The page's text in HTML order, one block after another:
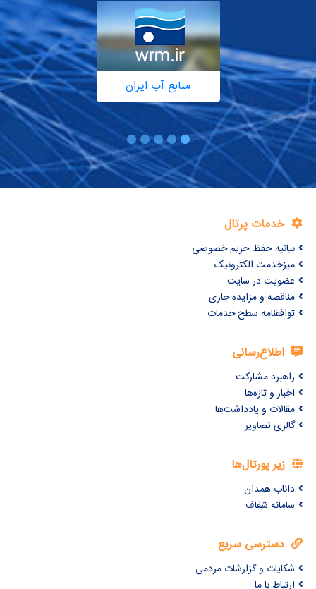
منابع آب ایران
خدمات پرتال
بیانیه حفظ حریم خصوصی
میزخدمت الکترونیک
عضویت در سایت
مناقصه و مزایده جاری
توافقنامه سطح خدمات
اطلاع‌رسانی
راهبرد مشارکت
اخبار و تازه‌ها
مقالات و یادداشت‌ها
گالری تصاویر
زیر پورتال‌ها
داناب همدان
سامانه شفاف
دسترسی سریع
شکایات و گزارشات مردمی
ارتباط با ما